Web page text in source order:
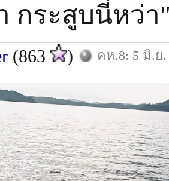
กระสูบนี่หว่า
(863 ) คห.8: 5 มิ.ย.